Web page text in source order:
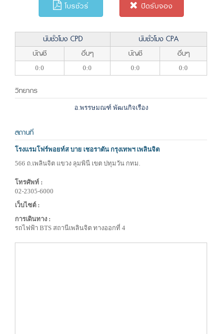
โบรชัวร์ ปิดรับจอง
นับชั่วโมง CPD
นับชั่วโมง CPA
บัญชี
อื่นๆ บัญชี อื่นๆ
0:0 0:0 0:0 0:0
วิทยากร
อ.พรรษมณฑ์ พัฒนกิจเรือง
สถานที่
โรงแรมโฟร์พอยท์ส บาย เชอราตัน กรุงเทพฯ เพลินจิต
566 ถ.เพลินจิต แขวง ลุมพินี เขต ปทุมวัน กทม.
โทรศัพท์ :
02-2305-6000
เว็บไซต์ :
การเดินทาง :
รถไฟฟ้า BTS สถานีเพลินจิต ทางออกที่ 4